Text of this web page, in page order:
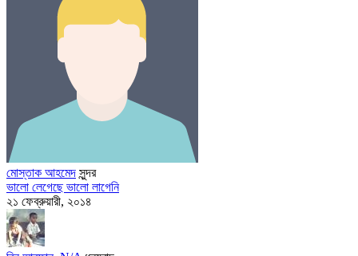
মোস্তাক আহমেদ সুন্দর
ভালো লেগেছেভালো লাগেনি
২১ ফেব্রুয়ারী, ২০১৪